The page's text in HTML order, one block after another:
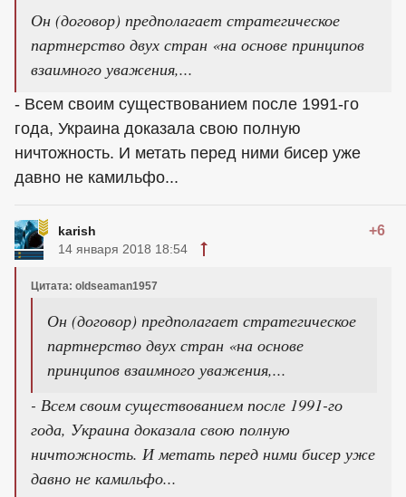
Он (договор) предполагает стратегическое
партнерство двух стран «на основе принципов
взаимного уважения,...
- Всем своим существованием после 1991-го
года, Украина доказала свою полную
ничтожность. И метать перед ними бисер уже
давно не камильфо...
karish +6
14 января 2018 18:54
Цитата: oldseaman1957
Он (договор) предполагает стратегическое
партнерство двух стран «на основе
принципов взаимного уважения,...
- Всем своим существованием после 1991-го
года, Украина доказала свою полную
ничтожность. И метать перед ними бисер уже
давно не камильфо...